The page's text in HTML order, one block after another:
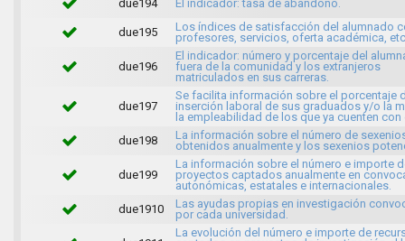
due194
El indicador: tasa de abandono.
due195
Los índices de satisfacción del alumnado
profesores, servicios, oferta académica,
due196
El indicador: número y porcentaje del
fuera de la comunidad y los extranjeros
matriculados en sus carreras.
due197
Se facilita información sobre el porcentaje
inserción laboral de sus graduados y/o la
la empleabilidad de los que ya cuenten con
due198
La información sobre el número de
obtenidos anualmente y los sexenios
due199
La información sobre el número e importe
proyectos captados anualmente en
autonómicas, estatales e internacionales.
due1910
Las ayudas propias en investigación
por cada universidad.
La evolución del número e importe de